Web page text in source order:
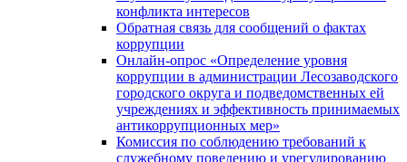
конфликта интересов
Обратная связь для сообщений о фактах
коррупции
Онлайн-опрос «Определение уровня
коррупции в администрации Лесозаводского
городского округа и подведомственных ей
учреждениях и эффективность принимаемых
антикоррупционных мер»
Комиссия по соблюдению требований к
служебному поведению и урегулированию